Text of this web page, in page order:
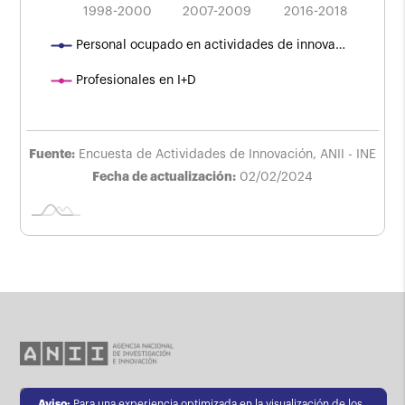
L
1998-2000
2004-2006
2010-2012 2016-2018
2007-2009
Personal ocupado en actividades de innova…
Profesionales en I+D
Fuente: Encuesta de Actividades de Innovación, ANII - INE
Fecha de actualización: 02/02/2024
Contacto